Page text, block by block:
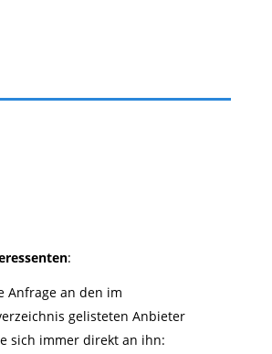
:
Anfrage an den im
gelisteten Anbieter
sich immer direkt an ihn: